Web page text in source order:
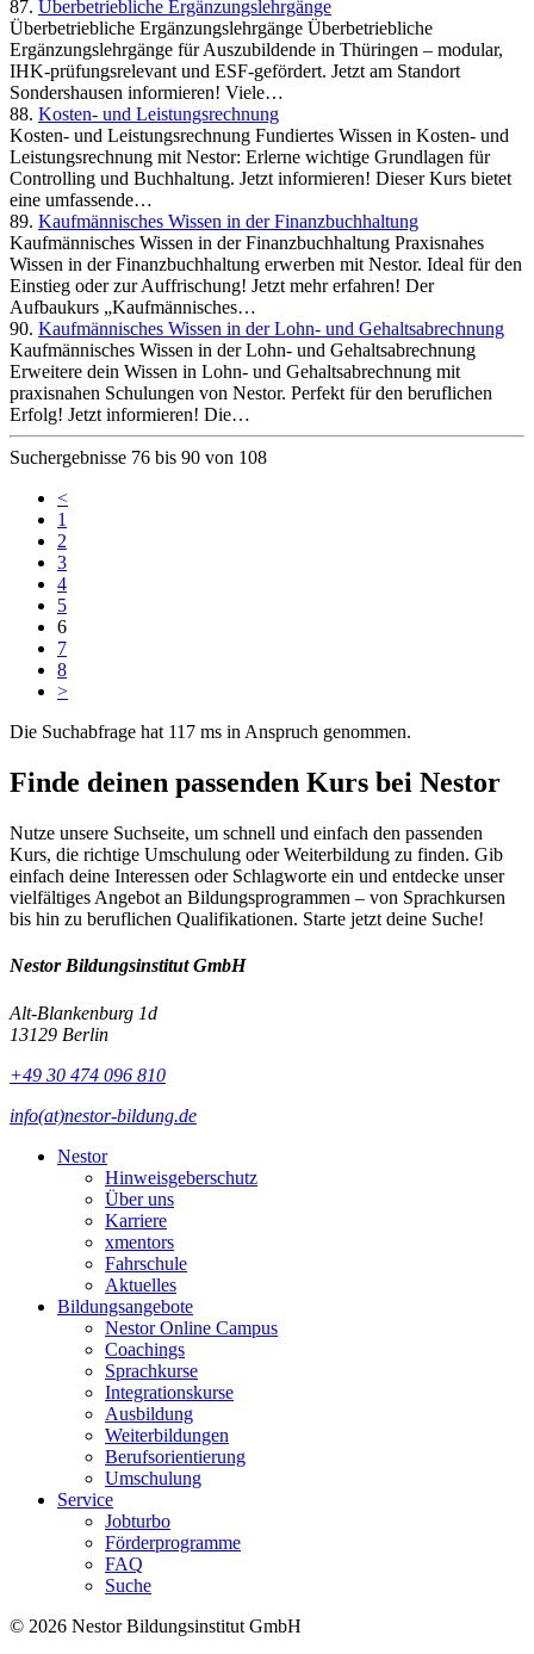
87. Überbetriebliche Ergänzungslehrgänge
Überbetriebliche Ergänzungslehrgänge Überbetriebliche
Ergänzungslehrgänge für Auszubildende in Thüringen – modular,
IHK-prüfungsrelevant und ESF-gefördert. Jetzt am Standort
Sondershausen informieren! Viele…
88. Kosten- und Leistungsrechnung
Kosten- und Leistungsrechnung Fundiertes Wissen in Kosten- und
Leistungsrechnung mit Nestor: Erlerne wichtige Grundlagen für
Controlling und Buchhaltung. Jetzt informieren! Dieser Kurs bietet
eine umfassende…
89. Kaufmännisches Wissen in der Finanzbuchhaltung
Kaufmännisches Wissen in der Finanzbuchhaltung Praxisnahes
Wissen in der Finanzbuchhaltung erwerben mit Nestor. Ideal für den
Einstieg oder zur Auffrischung! Jetzt mehr erfahren! Der
Aufbaukurs „Kaufmännisches…
90. Kaufmännisches Wissen in der Lohn- und Gehaltsabrechnung
Kaufmännisches Wissen in der Lohn- und Gehaltsabrechnung
Erweitere dein Wissen in Lohn- und Gehaltsabrechnung mit
praxisnahen Schulungen von Nestor. Perfekt für den beruflichen
Erfolg! Jetzt informieren! Die…
Suchergebnisse 76 bis 90 von 108
<
1
2
3
4
5
6
7
8
>
Die Suchabfrage hat 117 ms in Anspruch genommen.
Finde deinen passenden Kurs bei Nestor
Nutze unsere Suchseite, um schnell und einfach den passenden
Kurs, die richtige Umschulung oder Weiterbildung zu finden. Gib
einfach deine Interessen oder Schlagworte ein und entdecke unser
vielfältiges Angebot an Bildungsprogrammen – von Sprachkursen
bis hin zu beruflichen Qualifikationen. Starte jetzt deine Suche!
Nestor Bildungsinstitut GmbH
Alt-Blankenburg 1d
13129 Berlin
+49 30 474 096 810
info(at)nestor-bildung.de
Nestor
Hinweisgeberschutz
Über uns
Karriere
xmentors
Fahrschule
Aktuelles
Bildungsangebote
Nestor Online Campus
Coachings
Sprachkurse
Integrationskurse
Ausbildung
Weiterbildungen
Berufsorientierung
Umschulung
Service
Jobturbo
Förderprogramme
FAQ
Suche
© 2026 Nestor Bildungsinstitut GmbH